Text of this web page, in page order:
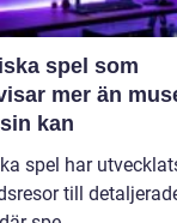
spel som
mer än
kan
spel har
till